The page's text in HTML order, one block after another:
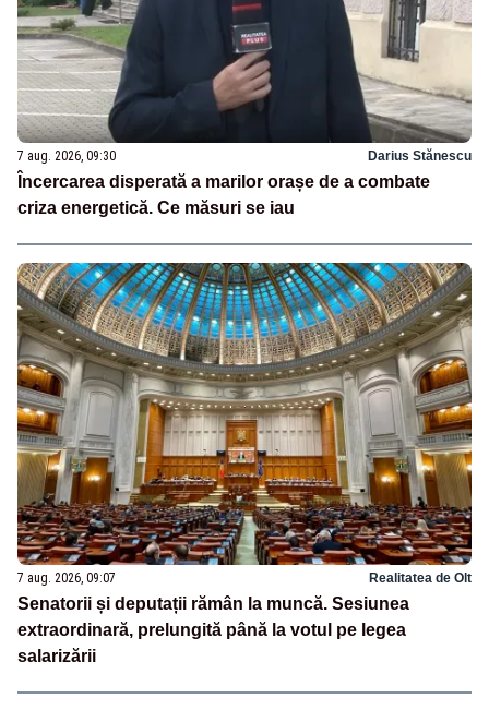
7 aug. 2026, 09:30 Darius Stănescu
Încercarea disperată a marilor orașe de a combate
criza energetică. Ce măsuri se iau
7 aug. 2026, 09:07 Realitatea de Olt
Senatorii și deputații rămân la muncă. Sesiunea
extraordinară, prelungită până la votul pe legea
salarizării